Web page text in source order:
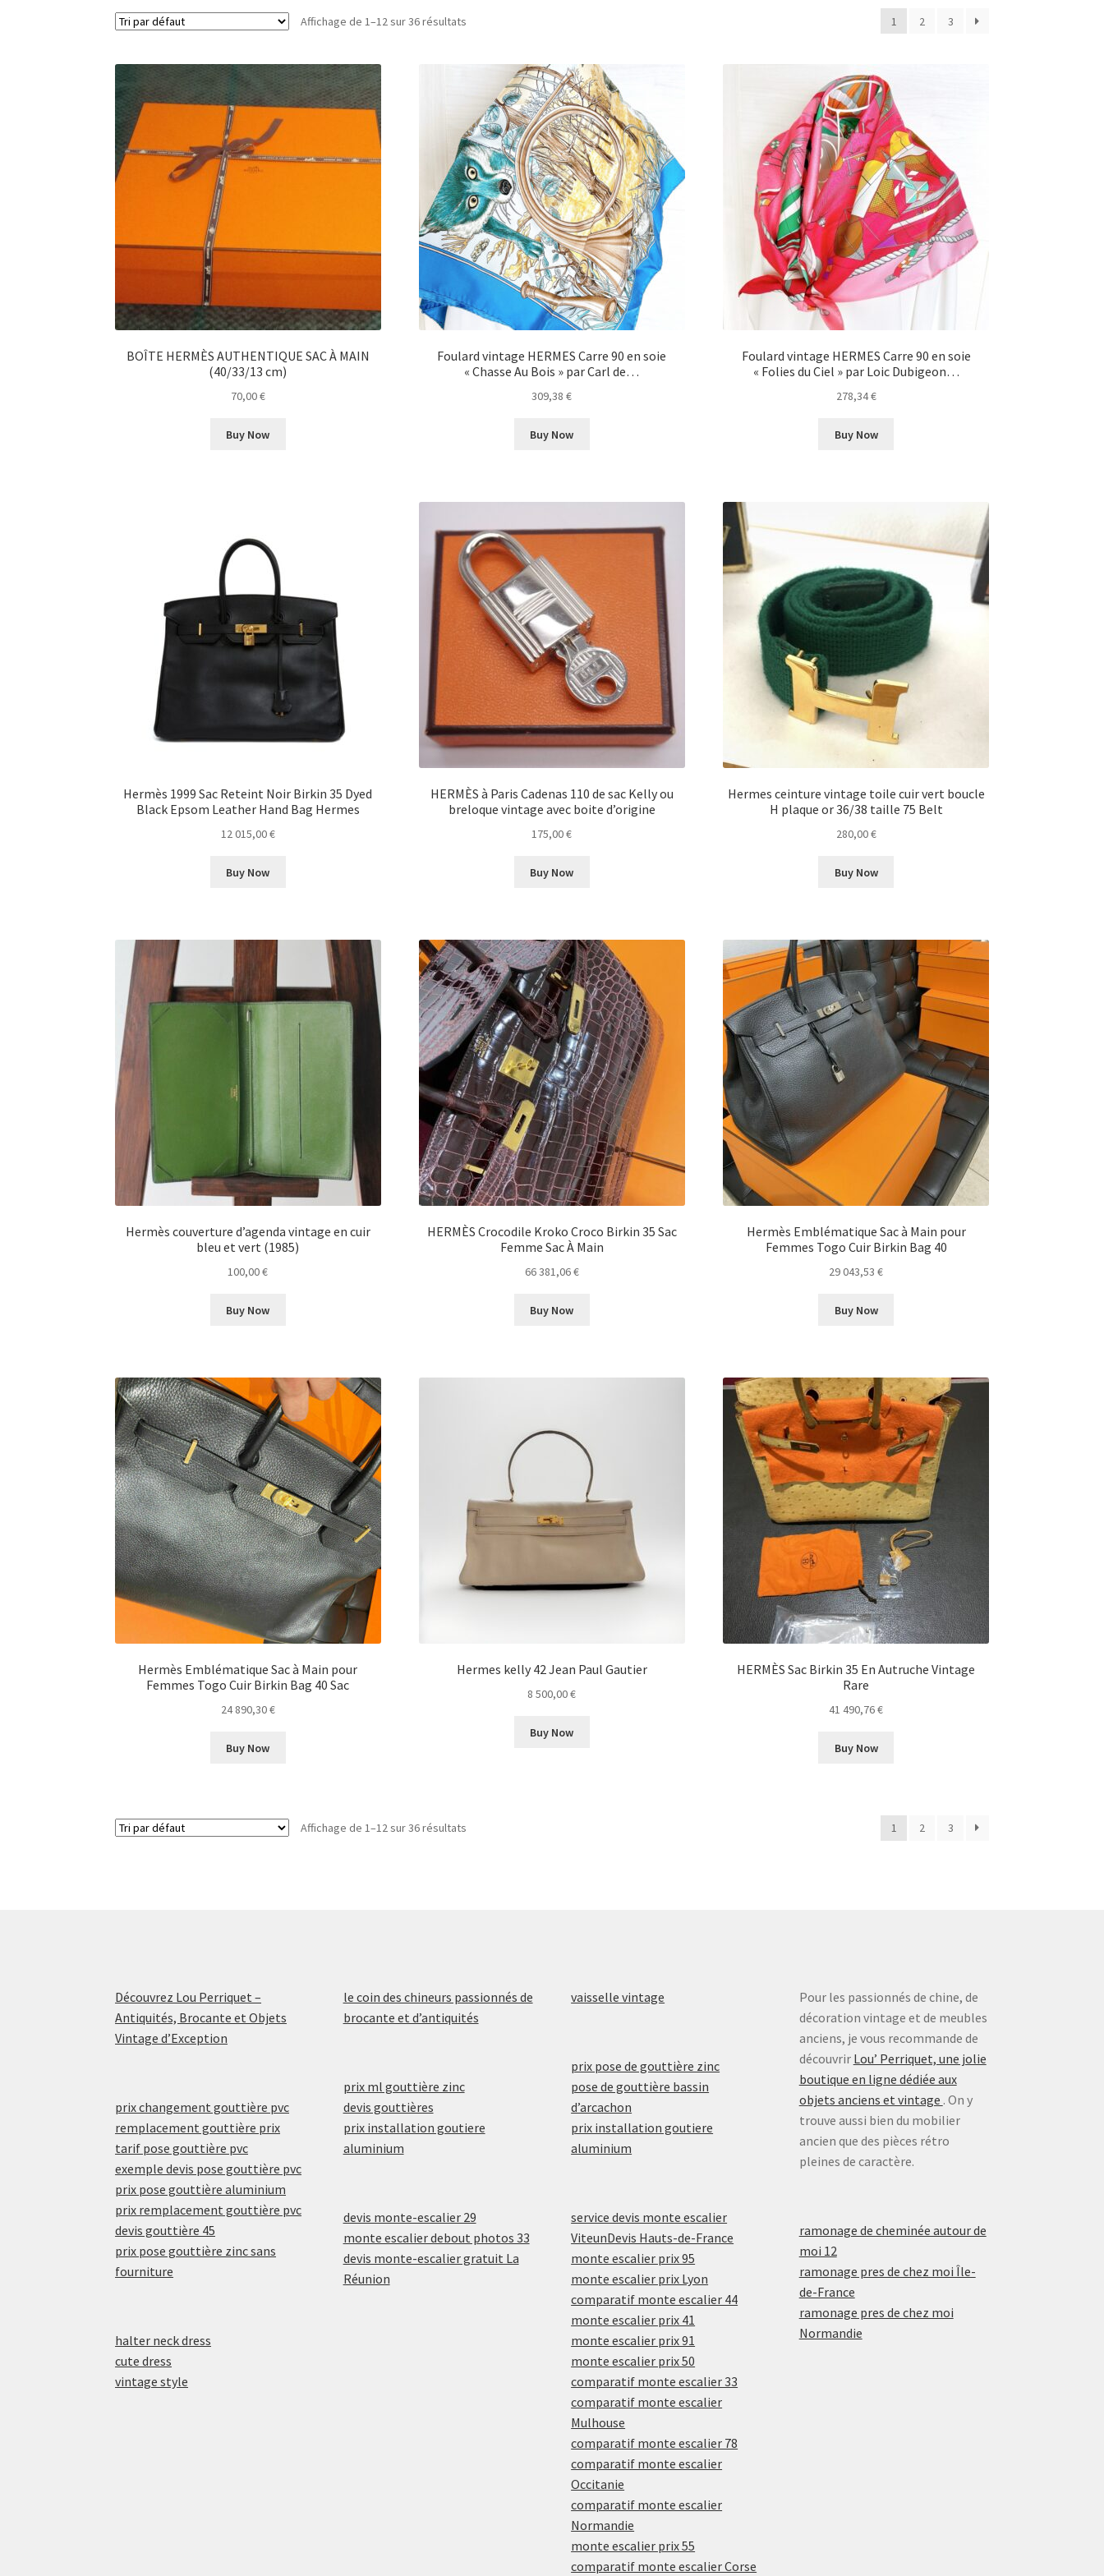
Affichage de 1–12 sur 36 résultats 1 2 3
BOÎTE HERMÈS AUTHENTIQUE SAC À MAIN
(40/33/13 cm)
70,00€
Buy Now
Foulard vintage HERMES Carre 90 en soie
« Chasse Au Bois » par Carl de…
309,38€
Buy Now
Foulard vintage HERMES Carre 90 en soie
« Folies du Ciel » par Loic Dubigeon…
278,34€
Buy Now
Hermès 1999 Sac Reteint Noir Birkin 35 Dyed
Black Epsom Leather Hand Bag Hermes
12 015,00€
Buy Now
HERMÈS à Paris Cadenas 110 de sac Kelly ou
breloque vintage avec boite d’origine
175,00€
Buy Now
Hermes ceinture vintage toile cuir vert boucle
H plaque or 36/38 taille 75 Belt
280,00€
Buy Now
Hermès couverture d’agenda vintage en cuir
bleu et vert (1985)
100,00€
Buy Now
HERMÈS Crocodile Kroko Croco Birkin 35 Sac
Femme Sac À Main
66 381,06€
Buy Now
Hermès Emblématique Sac à Main pour
Femmes Togo Cuir Birkin Bag 40
29 043,53€
Buy Now
Hermès Emblématique Sac à Main pour
Femmes Togo Cuir Birkin Bag 40 Sac
24 890,30€
Buy Now
Hermes kelly 42 Jean Paul Gautier
8 500,00€
Buy Now
HERMÈS Sac Birkin 35 En Autruche Vintage
Rare
41 490,76€
Buy Now
Affichage de 1–12 sur 36 résultats 1 2 3
Découvrez Lou Perriquet –
Antiquités, Brocante et Objets
Vintage d’Exception
prix changement gouttière pvc
remplacement gouttière prix
tarif pose gouttière pvc
exemple devis pose gouttière pvc
prix pose gouttière aluminium
prix remplacement gouttière pvc
devis gouttière 45
prix pose gouttière zinc sans
fourniture
halter neck dress
cute dress
vintage style
le coin des chineurs passionnés de
brocante et d’antiquités
prix ml gouttière zinc
devis gouttières
prix installation goutiere
aluminium
devis monte-escalier 29
monte escalier debout photos 33
devis monte-escalier gratuit La
Réunion
vaisselle vintage
prix pose de gouttière zinc
pose de gouttière bassin
d’arcachon
prix installation goutiere
aluminium
service devis monte escalier
ViteunDevis Hauts-de-France
monte escalier prix 95
monte escalier prix Lyon
comparatif monte escalier 44
monte escalier prix 41
monte escalier prix 91
monte escalier prix 50
comparatif monte escalier 33
comparatif monte escalier
Mulhouse
comparatif monte escalier 78
comparatif monte escalier
Occitanie
comparatif monte escalier
Normandie
monte escalier prix 55
comparatif monte escalier Corse
Pour les passionnés de chine, de
décoration vintage et de meubles
anciens, je vous recommande de
découvrir Lou’ Perriquet, une jolie
boutique en ligne dédiée aux
objets anciens et vintage . On y
trouve aussi bien du mobilier
ancien que des pièces rétro
pleines de caractère.
ramonage de cheminée autour de
moi 12
ramonage pres de chez moi Île-
de-France
ramonage pres de chez moi
Normandie